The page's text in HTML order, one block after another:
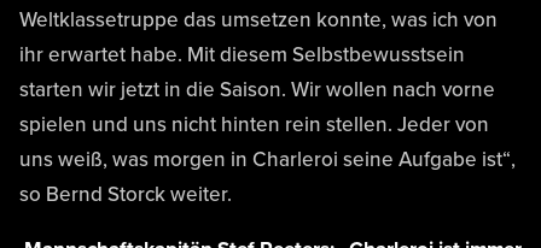
Weltklassetruppe das umsetzen konnte, was ich von
ihr erwartet habe. Mit diesem Selbstbewusstsein
starten wir jetzt in die Saison. Wir wollen nach vorne
spielen und uns nicht hinten rein stellen. Jeder von
uns weiß, was morgen in Charleroi seine Aufgabe ist“,
so Bernd Storck weiter.